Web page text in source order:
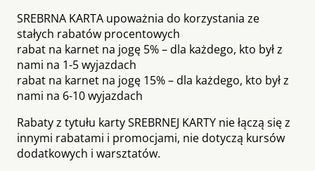
SREBRNA KARTA upoważnia do korzystania ze
stałych rabatów procentowych
rabat na karnet na jogę 5% – dla każdego, kto był z
nami na 1-5 wyjazdach
rabat na karnet na jogę 15% – dla każdego, kto był z
nami na 6-10 wyjazdach
Rabaty z tytułu karty SREBRNEJ KARTY nie łączą się z
innymi rabatami i promocjami, nie dotyczą kursów
dodatkowych i warsztatów.